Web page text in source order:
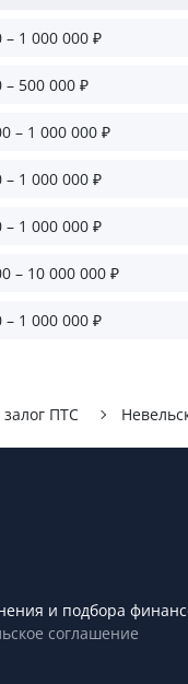
– 1 000 000 ₽
– 500 000 ₽
– 1 000 000 ₽
– 1 000 000 ₽
– 1 000 000 ₽
– 10 000 000 ₽
– 1 000 000 ₽
ПТС
и подбора
соглашение